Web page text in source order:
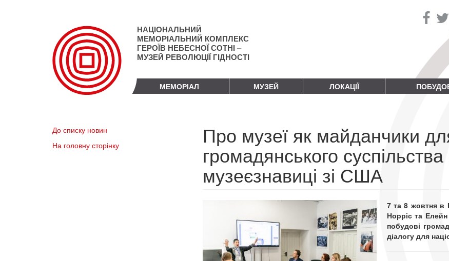
НАЦІОНАЛЬНИЙ
МЕМОРІАЛЬНИЙ КОМПЛЕКС
ГЕРОЇВ НЕБЕСНОЇ СОТНІ –
МУЗЕЙ РЕВОЛЮЦІЇ ГІДНОСТІ
МЕМОРІАЛ МУЗЕЙ ЛОКАЦІЇ
До списку новин
На головну сторінку
Про музеї як майданчики
громадянського
музеєзнавиці зі США
7 та 8 жовтня в
Норріс та Елейн
побудові
діалогу для